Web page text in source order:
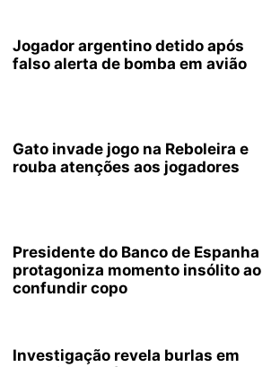
Jogador argentino detido após
falso alerta de bomba em avião
Gato invade jogo na Reboleira e
rouba atenções aos jogadores
Presidente do Banco de Espanha
protagoniza momento insólito ao
confundir copo
Investigação revela burlas em